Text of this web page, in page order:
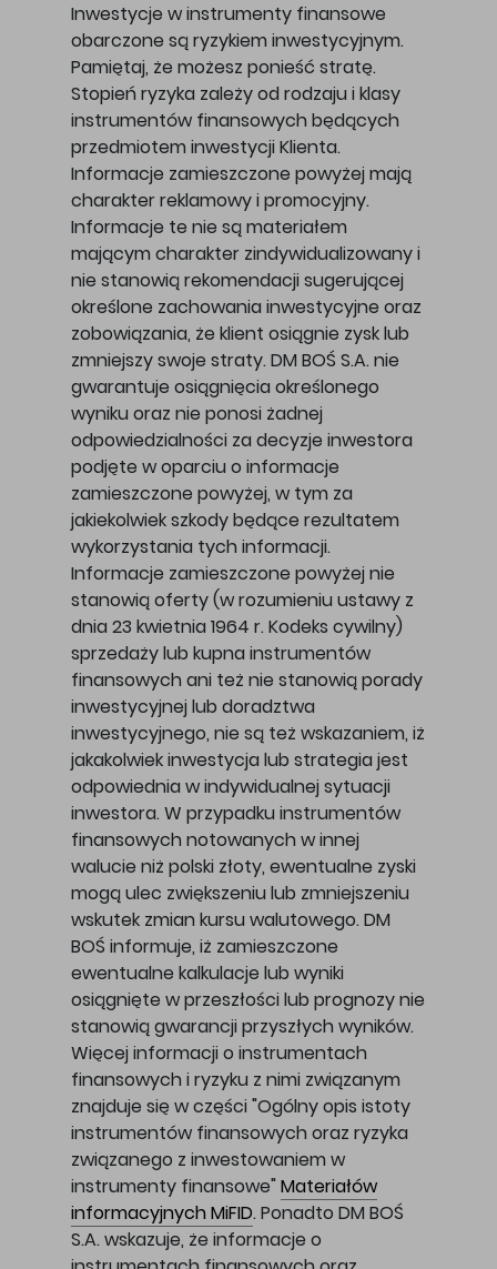
Inwestycje w instrumenty finansowe
obarczone są ryzykiem inwestycyjnym.
Pamiętaj, że możesz ponieść stratę.
Stopień ryzyka zależy od rodzaju i klasy
instrumentów finansowych będących
przedmiotem inwestycji Klienta.
Informacje zamieszczone powyżej mają
charakter reklamowy i promocyjny.
Informacje te nie są materiałem
mającym charakter zindywidualizowany i
nie stanowią rekomendacji sugerującej
określone zachowania inwestycyjne oraz
zobowiązania, że klient osiągnie zysk lub
zmniejszy swoje straty. DM BOŚ S.A. nie
gwarantuje osiągnięcia określonego
wyniku oraz nie ponosi żadnej
odpowiedzialności za decyzje inwestora
podjęte w oparciu o informacje
zamieszczone powyżej, w tym za
jakiekolwiek szkody będące rezultatem
wykorzystania tych informacji.
Informacje zamieszczone powyżej nie
stanowią oferty (w rozumieniu ustawy z
dnia 23 kwietnia 1964 r. Kodeks cywilny)
sprzedaży lub kupna instrumentów
finansowych ani też nie stanowią porady
inwestycyjnej lub doradztwa
inwestycyjnego, nie są też wskazaniem, iż
jakakolwiek inwestycja lub strategia jest
odpowiednia w indywidualnej sytuacji
inwestora. W przypadku instrumentów
finansowych notowanych w innej
walucie niż polski złoty, ewentualne zyski
mogą ulec zwiększeniu lub zmniejszeniu
wskutek zmian kursu walutowego. DM
BOŚ informuje, iż zamieszczone
ewentualne kalkulacje lub wyniki
osiągnięte w przeszłości lub prognozy nie
stanowią gwarancji przyszłych wyników.
Więcej informacji o instrumentach
finansowych i ryzyku z nimi związanym
znajduje się w części "Ogólny opis istoty
instrumentów finansowych oraz ryzyka
związanego z inwestowaniem w
instrumenty finansowe" Materiałów
informacyjnych MiFID. Ponadto DM BOŚ
S.A. wskazuje, że informacje o